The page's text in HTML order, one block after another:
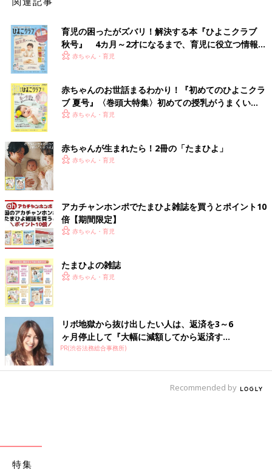
育児の困ったがズバリ！解決する本『ひよこクラブ
秋号』 4カ月～2才になるまで、育児に役立つ情報が
いっぱい！
赤ちゃん・育児
赤ちゃんのお世話まるわかり！『初めてのひよこクラ
ブ 夏号』〈巻頭大特集〉初めての授乳がうまくい
く！ おっぱい・ミルクの基本と夏のトラブル 解決テ
赤ちゃん・育児
赤ちゃんが生まれたら！2冊の「たまひよ」
赤ちゃん・育児
アカチャンホンポでたまひよ雑誌を買うとポイント10
倍【期間限定】
赤ちゃん・育児
たまひよの雑誌
赤ちゃん・育児
リボ地獄から抜け出したい人は、返済を3～6
ヶ月停止して『大幅に減額してから返済す...
PR(渋谷法務総合事務所)
Recommended by
特集